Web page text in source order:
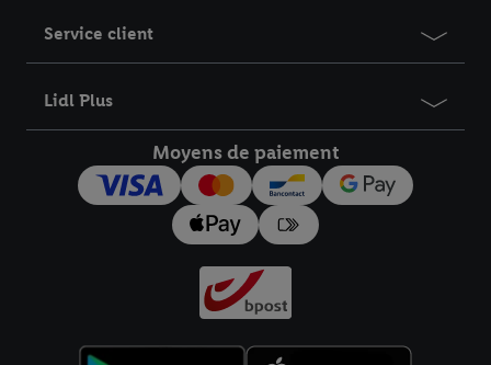
Service client
Lidl Plus
Moyens de paiement